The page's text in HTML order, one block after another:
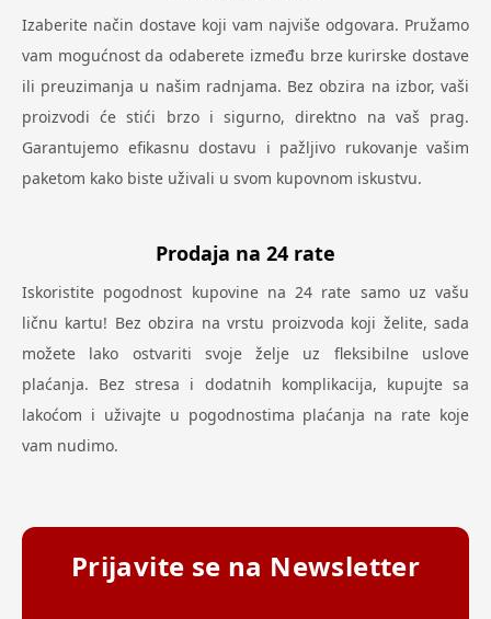
Izaberite način dostave koji vam najviše odgovara. Pružamo
vam mogućnost da odaberete između brze kurirske dostave
ili preuzimanja u našim radnjama. Bez obzira na izbor, vaši
proizvodi će stići brzo i sigurno, direktno na vaš prag.
Garantujemo efikasnu dostavu i pažljivo rukovanje vašim
paketom kako biste uživali u svom kupovnom iskustvu.
Prodaja na 24 rate
Iskoristite pogodnost kupovine na 24 rate samo uz vašu
ličnu kartu! Bez obzira na vrstu proizvoda koji želite, sada
možete lako ostvariti svoje želje uz fleksibilne uslove
plaćanja. Bez stresa i dodatnih komplikacija, kupujte sa
lakoćom i uživajte u pogodnostima plaćanja na rate koje
vam nudimo.
Prijavite se na Newsletter